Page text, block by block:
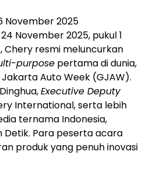
November 2025
24 November 2025, pukul 1
resmi meluncurkan
purpose pertama di dunia,
Jakarta Auto Week (GJAW).
Executive Deputy
International, serta lebih
ternama Indonesia,
Detik. Para peserta acara
produk yang penuh inovasi